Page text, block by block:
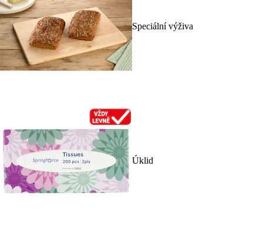
Speciální výživa
Úklid